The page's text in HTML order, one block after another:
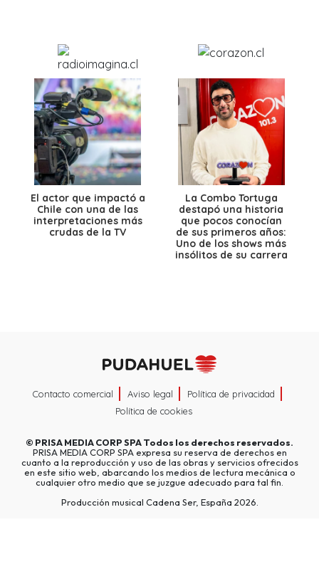
El actor que impactó a
Chile con una de las
interpretaciones más
crudas de la TV
La Combo Tortuga
destapó una historia
que pocos conocían
de sus primeros años:
Uno de los shows más
insólitos de su carrera
Contacto comercial Aviso legal
Política de privacidad
Política de cookies
© PRISA MEDIA CORP SPATodos los derechos reservados.
PRISA MEDIA CORP SPA expresa su reserva de derechos en
cuanto a la reproducción y uso de las obras y servicios ofrecidos
en este sitio web, abarcando los medios de lectura mecánica o
cualquier otro medio que se juzgue adecuado para tal fin.
Producción musical Cadena Ser, España 2026.